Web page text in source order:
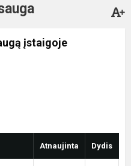
įstaigoje
Atnaujinta Dydis